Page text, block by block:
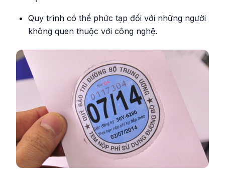
Quy trình có thể phức tạp đối với những người
không quen thuộc với công nghệ.